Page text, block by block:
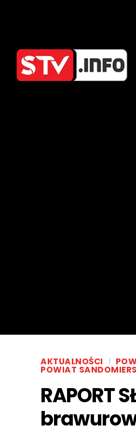
AKTUALNOŚCI
POWIAT
RAPORT